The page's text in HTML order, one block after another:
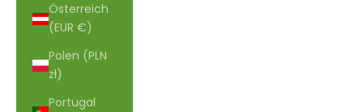
Österreich
(EUR €)
Polen (PLN
zł)
Portugal